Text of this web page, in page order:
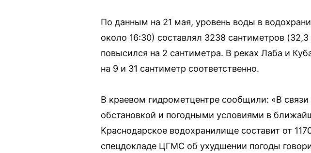
По данным на 21 мая, уровень воды в
около 16:30) составлял 3238 сантиметров
повысился на 2 сантиметра. В реках Лаба и
на 9 и 31 сантиметр соответственно.
В краевом гидрометцентре сообщили: «В
обстановкой и погодными условиями в
Краснодарское водохранилище составит от
спецдокладе ЦГМС об ухудшении погоды